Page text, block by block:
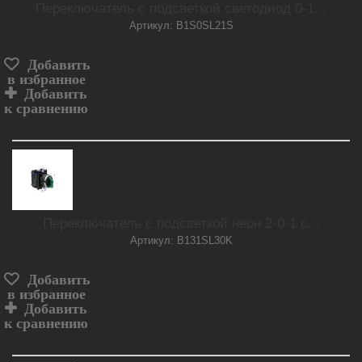
Артикул: B1S0SL21S
Добавить
в избранное
Добавить
к сравнению
Артикул: B131SL30K
Добавить
в избранное
Добавить
к сравнению